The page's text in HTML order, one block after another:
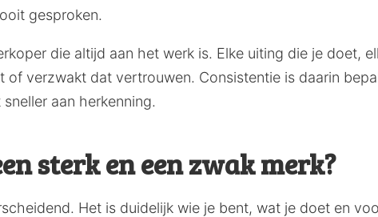
gesproken.
die altijd aan het werk is. Elke uiting die je doet,
verzwakt dat vertrouwen. Consistentie is daarin
aan herkenning.
sterk en een zwak merk?
Het is duidelijk wie je bent, wat je doet en